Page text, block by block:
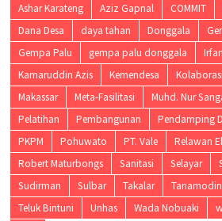
Ashar Karateng Aziz Gapnal COMMIT
Dana Desa
daya tahan Donggala
Gempa Palu
gempa palu donggala
Kamaruddin Azis
Kemendesa Kolaborasi
Makassar
Meta-Fasilitasi Muhd. Nur
Pelatihan
Pembangunan Pendamping
PKPM
Pohuwato PT. Vale
Relawan
Robert Maturbongs
Sanitasi Selayar
Sudirman
Sulbar Takalar
Teluk Bintuni
Unhas Wada Nobuaki